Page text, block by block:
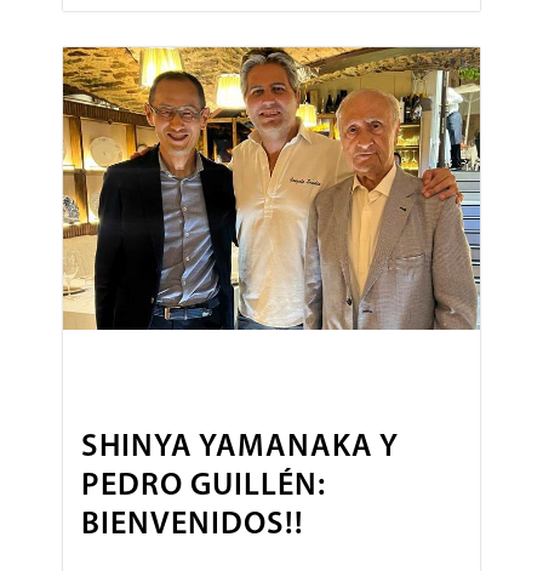
SHINYA YAMANAKA Y
PEDRO GUILLÉN:
BIENVENIDOS!!